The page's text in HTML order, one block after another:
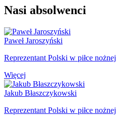
Nasi absolwenci
PawełJaroszyński
Reprezentant Polski w piłce nożnej
Więcej
Jakub Błaszczykowski
Reprezentant Polski w piłce nożnej